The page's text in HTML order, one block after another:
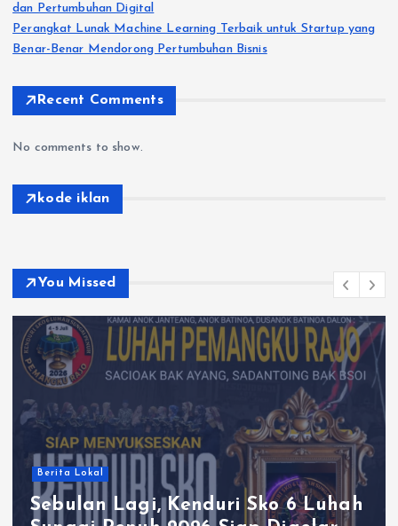
dan Pertumbuhan Digital
Perangkat Lunak Machine Learning Terbaik untuk Startup yang
Benar-Benar Mendorong Pertumbuhan Bisnis
Recent Comments
No comments to show.
kode iklan
You Missed
Berita Lokal
Sebulan Lagi, Kenduri Sko 6 Luhah